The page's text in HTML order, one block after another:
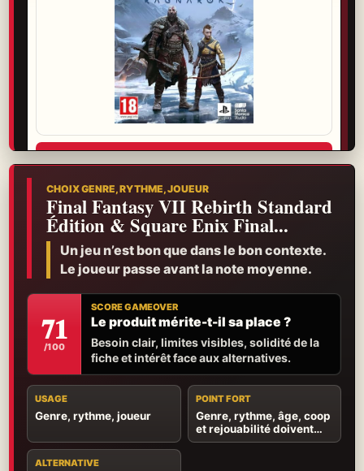
CHOIX GENRE, RYTHME, JOUEUR
Final Fantasy VII Rebirth Standard
Édition & Square Enix Final...
Un jeu n’est bon que dans le bon contexte.
Le joueur passe avant la note moyenne.
71
/100
SCORE GAMEOVER
Le produit mérite-t-il sa place ?
Besoin clair, limites visibles, solidité de la
fiche et intérêt face aux alternatives.
USAGE
Genre, rythme, joueur
POINT FORT
Genre, rythme, âge, coop
et rejouabilité doivent
parler au bon joueur.
ALTERNATIVE